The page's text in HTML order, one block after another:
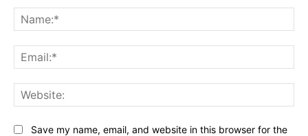
Save my name, email, and website in this browser for the